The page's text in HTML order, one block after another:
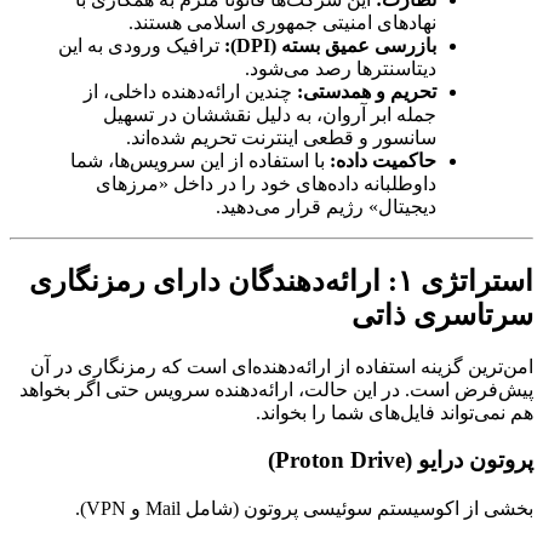
نهادهای امنیتی جمهوری اسلامی هستند.
بازرسی عمیق بسته (DPI):
ترافیک ورودی به این
دیتاسنترها رصد می‌شود.
تحریم و همدستی: چندین ارائه‌دهنده داخلی، از
جمله ابر آروان، به دلیل نقششان در تسهیل
سانسور و قطعی اینترنت تحریم شده‌اند.
حاکمیت داده: با استفاده از این سرویس‌ها، شما
داوطلبانه داده‌های خود را در داخل «مرزهای
دیجیتال» رژیم قرار می‌دهید.
استراتژی ۱: ارائه‌دهندگان دارای رمزنگاری
سرتاسری ذاتی
امن‌ترین گزینه استفاده از ارائه‌دهنده‌ای است که رمزنگاری در آن
پیش‌فرض است. در این حالت، ارائه‌دهنده سرویس حتی اگر بخواهد
هم نمی‌تواند فایل‌های شما را بخواند.
پروتون درایو (Proton Drive)
بخشی از اکوسیستم سوئیسی پروتون (شامل Mail و VPN).